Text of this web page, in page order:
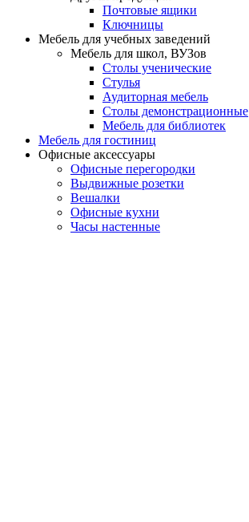
Почтовые ящики
Ключницы
Мебель для учебных заведений
Мебель для школ, ВУЗов
Столы ученические
Стулья
Аудиторная мебель
Столы демонстрационные
Мебель для библиотек
Мебель для гостиниц
Офисные аксессуары
Офисные перегородки
Выдвижные розетки
Вешалки
Офисные кухни
Часы настенные